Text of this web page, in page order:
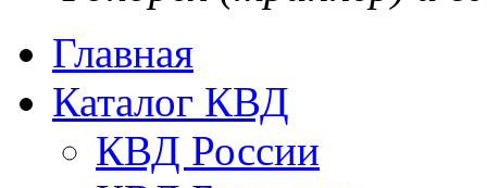
Главная
Каталог КВД
КВД России